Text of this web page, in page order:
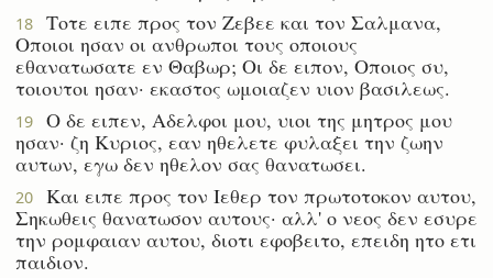
18
Τοτε ειπε προς τον Ζεβεε και τον Σαλμανα,
Οποιοι ησαν οι ανθρωποι τους οποιους
εθανατωσατε εν Θαβωρ; Οι δε ειπον, Οποιος συ,
τοιουτοι ησαν· εκαστος ωμοιαζεν υιον βασιλεως.
19
Ο δε ειπεν, Αδελφοι μου, υιοι της μητρος μου
ησαν· ζη Κυριος, εαν ηθελετε φυλαξει την ζωην
αυτων, εγω δεν ηθελον σας θανατωσει.
20
Και ειπε προς τον Ιεθερ τον πρωτοτοκον αυτου,
Σηκωθεις θανατωσον αυτους· αλλ' ο νεος δεν εσυρε
την ρομφαιαν αυτου, διοτι εφοβειτο, επειδη ητο ετι
παιδιον.